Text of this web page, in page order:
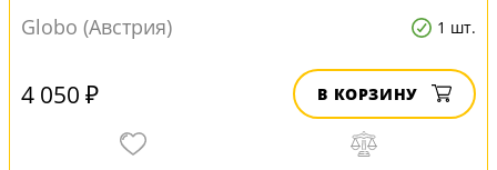
Globo (Австрия)
1 шт.
4 050 ₽ В КОРЗИНУ